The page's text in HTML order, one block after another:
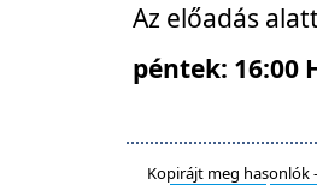
Az előadás
péntek: 16:00
Kopirájt meg hasonlók